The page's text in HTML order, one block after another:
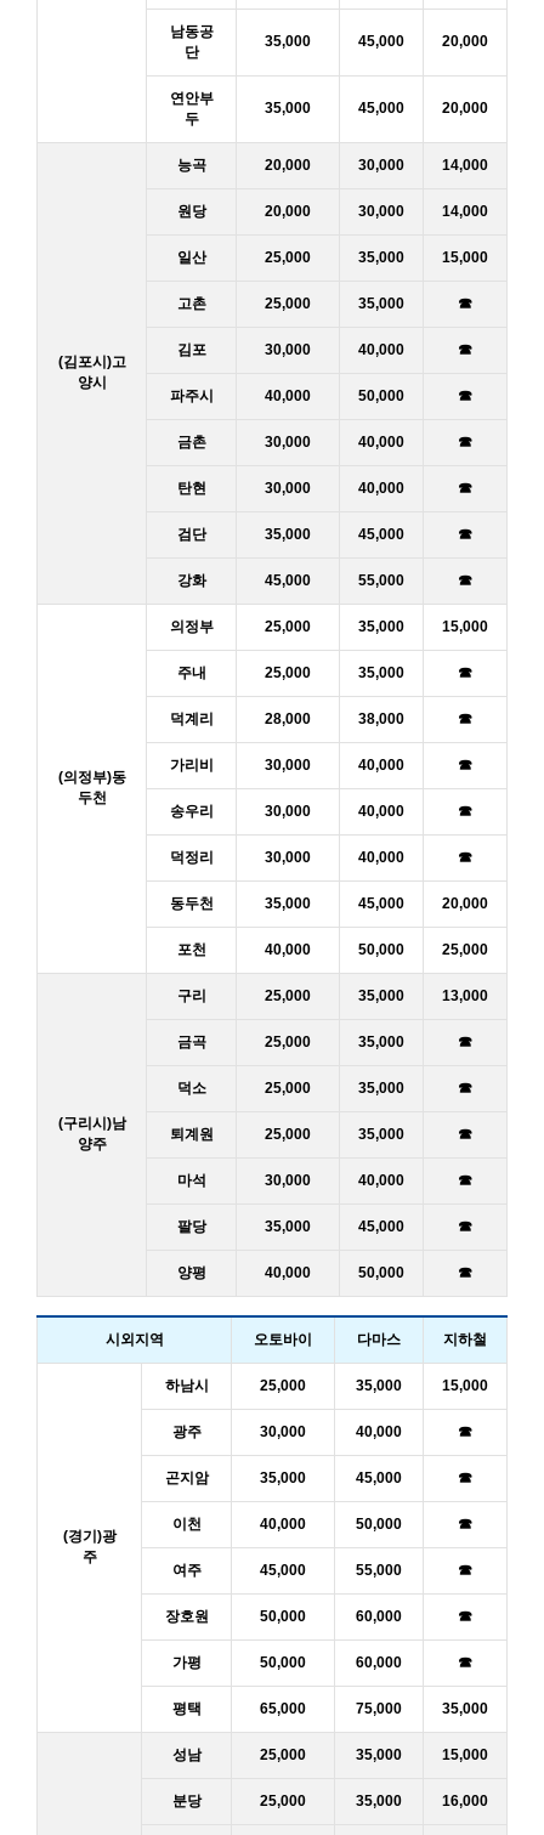
남동공
단
35,000 45,000 20,000
연안부
두
35,000 45,000 20,000
(김포시)고
양시
능곡 20,000 30,000 14,000
원당 20,000 30,000 14,000
일산 25,000 35,000 15,000
고촌 25,000 35,000 ☎
김포 30,000 40,000 ☎
파주시 40,000 50,000 ☎
금촌 30,000 40,000 ☎
탄현 30,000 40,000 ☎
검단 35,000 45,000 ☎
강화 45,000 55,000 ☎
(의정부)동
두천
의정부 25,000 35,000 15,000
주내 25,000 35,000 ☎
덕계리 28,000 38,000 ☎
가리비 30,000 40,000 ☎
송우리 30,000 40,000 ☎
덕정리 30,000 40,000 ☎
동두천 35,000 45,000 20,000
포천 40,000 50,000 25,000
(구리시)남
양주
구리 25,000 35,000 13,000
금곡 25,000 35,000 ☎
덕소 25,000 35,000 ☎
퇴계원 25,000 35,000 ☎
마석 30,000 40,000 ☎
팔당 35,000 45,000 ☎
양평 40,000 50,000 ☎
시외지역 오토바이 다마스 지하철
(경기)광
주
하남시 25,000 35,000 15,000
광주 30,000 40,000 ☎
곤지암 35,000 45,000 ☎
이천 40,000 50,000 ☎
여주 45,000 55,000 ☎
장호원 50,000 60,000 ☎
가평 50,000 60,000 ☎
평택 65,000 75,000 35,000
성남 25,000 35,000 15,000
분당 25,000 35,000 16,000